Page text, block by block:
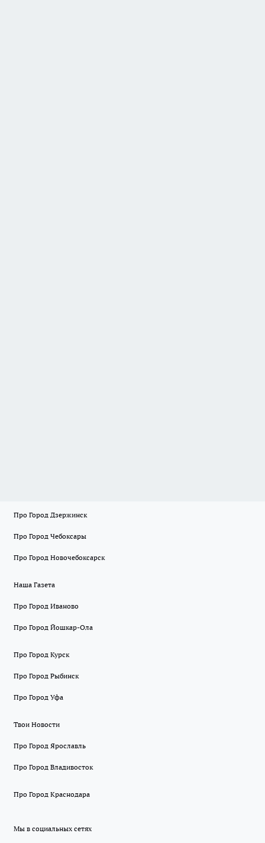
Про Город Дзержинск
Про Город Чебоксары
Про Город Новочебоксарск
Наша Газета
Про Город Иваново
Про Город Йошкар-Ола
Про Город Курск
Про Город Рыбинск
Про Город Уфа
Твои Новости
Про Город Ярославль
Про Город Владивосток
Про Город Краснодара
Мы в социальных сетях